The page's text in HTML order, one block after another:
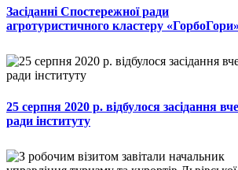
Засіданні Спостережної ради
агротуристичного кластеру «ГорбоГори»
25 серпня 2020 р. відбулося засідання
ради інституту